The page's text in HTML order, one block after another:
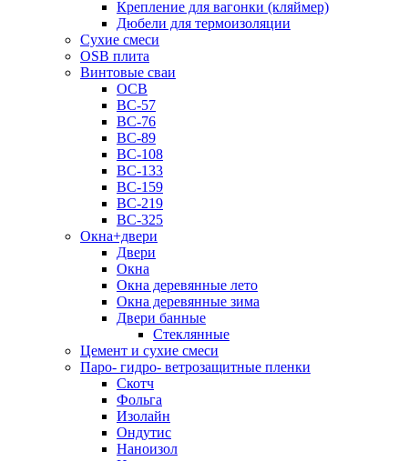
Крепление для вагонки (кляймер)
Дюбели для термоизоляции
Сухие смеси
OSB плита
Винтовые сваи
ОСВ
ВС-57
ВС-76
ВС-89
ВС-108
ВС-133
ВС-159
ВС-219
ВС-325
Окна+двери
Двери
Окна
Окна деревянные лето
Окна деревянные зима
Двери банные
Стеклянные
Цемент и сухие смеси
Паро- гидро- ветрозащитные пленки
Скотч
Фольга
Изолайн
Ондутис
Наноизол